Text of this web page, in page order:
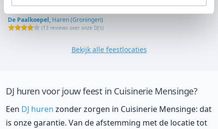
De Paalkoepel, Haren (Groningen)
(13 reviews over onze DJ's)
Bekijk alle feestlocaties
DJ huren voor jouw feest in Cuisinerie Mensinge?
Een DJ huren zonder zorgen in Cuisinerie Mensinge: dat
is onze garantie. Van de afstemming met de locatie tot